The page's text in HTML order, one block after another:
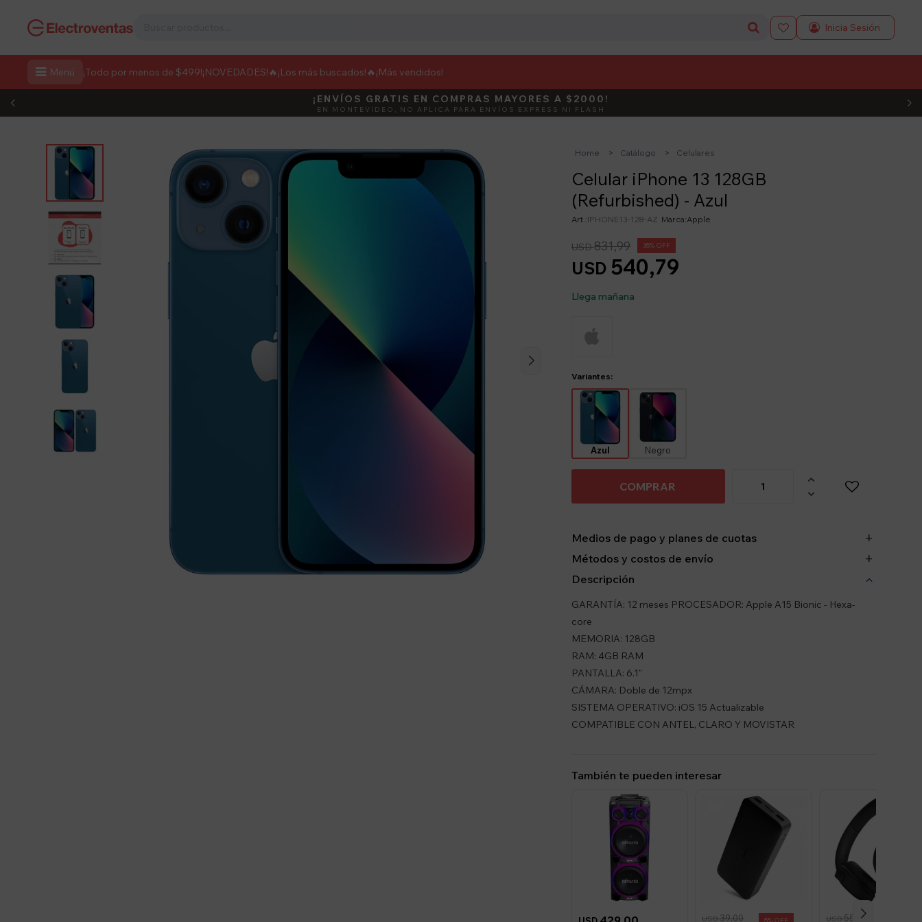
 Menú ¡Todo por menos de $499!¡NOVEDADES! 🔥¡Los más buscados!🔥 ¡Más vendidos!

DEBUT ACTIVÁ EL CÓDIGO
¡ENVÍOS GRATIS EN COMPRAS MAYORES A $2000!
EN MONTEVIDEO, NO APLICA PARA ENVÍOS EXPRESS NI FLASH
Home Catálogo Celulares
Celular iPhone 13 128GB
(Refurbished) - Azul
IPHONE13-128-AZ Apple
USD 540,79
USD831,99 35
Llega mañana
Variantes:
Azul Negro
COMPRAR


Medios de pago y planes de cuotas
Métodos y costos de envío
Descripción
GARANTÍA: 12 meses PROCESADOR: Apple A15 Bionic - Hexa-
core
MEMORIA: 128GB
RAM: 4GB RAM
PANTALLA: 6.1"
CÁMARA: Doble de 12mpx
SISTEMA OPERATIVO: iOS 15 Actualizable
COMPATIBLE CON ANTEL, CLARO Y MOVISTAR
También te pueden interesar
USD39,00 5 USD55,00